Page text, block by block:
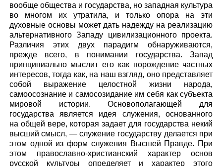
вообще общества и государства, но западная культура
во многом их утратила, и только опора на эти
духовные основы может дать надежду на реализацию
альтернативного Западу цивилизационного проекта.
Различия этих двух парадигм обнаруживаются,
прежде всего, в понимании государства. Запад
принципиально мыслит его как порождение частных
интересов, тогда как, на наш взгляд, оно представляет
собой выражение целостной жизни народа,
самоосознание и самосозидание им себя как субъекта
мировой истории. Основополагающей для
государства является идея служения, основанного
на общей вере, которая задает для государства некий
высший смысл, — служение государству делается при
этом одной из форм служения Высшей Правде. При
этом православно-христианский характер основ
русской культуры определяет и характер этого